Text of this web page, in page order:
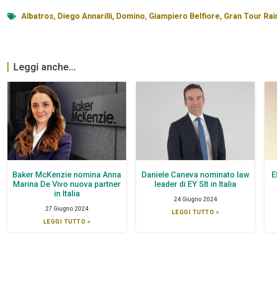
Albatros, Diego Annarilli, Domino, Giampiero Belfiore, Gran Tour
Leggi anche...
Baker McKenzie nomina Anna
Marina De Vivo nuova partner
in Italia
27 Giugno 2024
LEGGI TUTTO »
Daniele Caneva nominato law
leader di EY Slt in Italia
24 Giugno 2024
LEGGI TUTTO »